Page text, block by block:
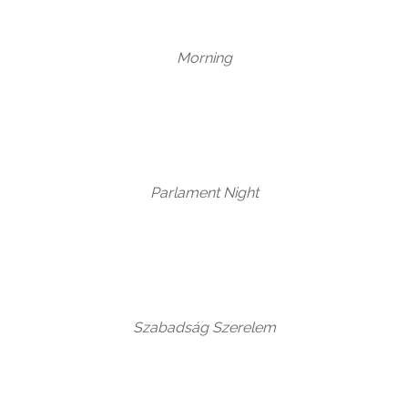
Morning
Parlament Night
Szabadság Szerelem